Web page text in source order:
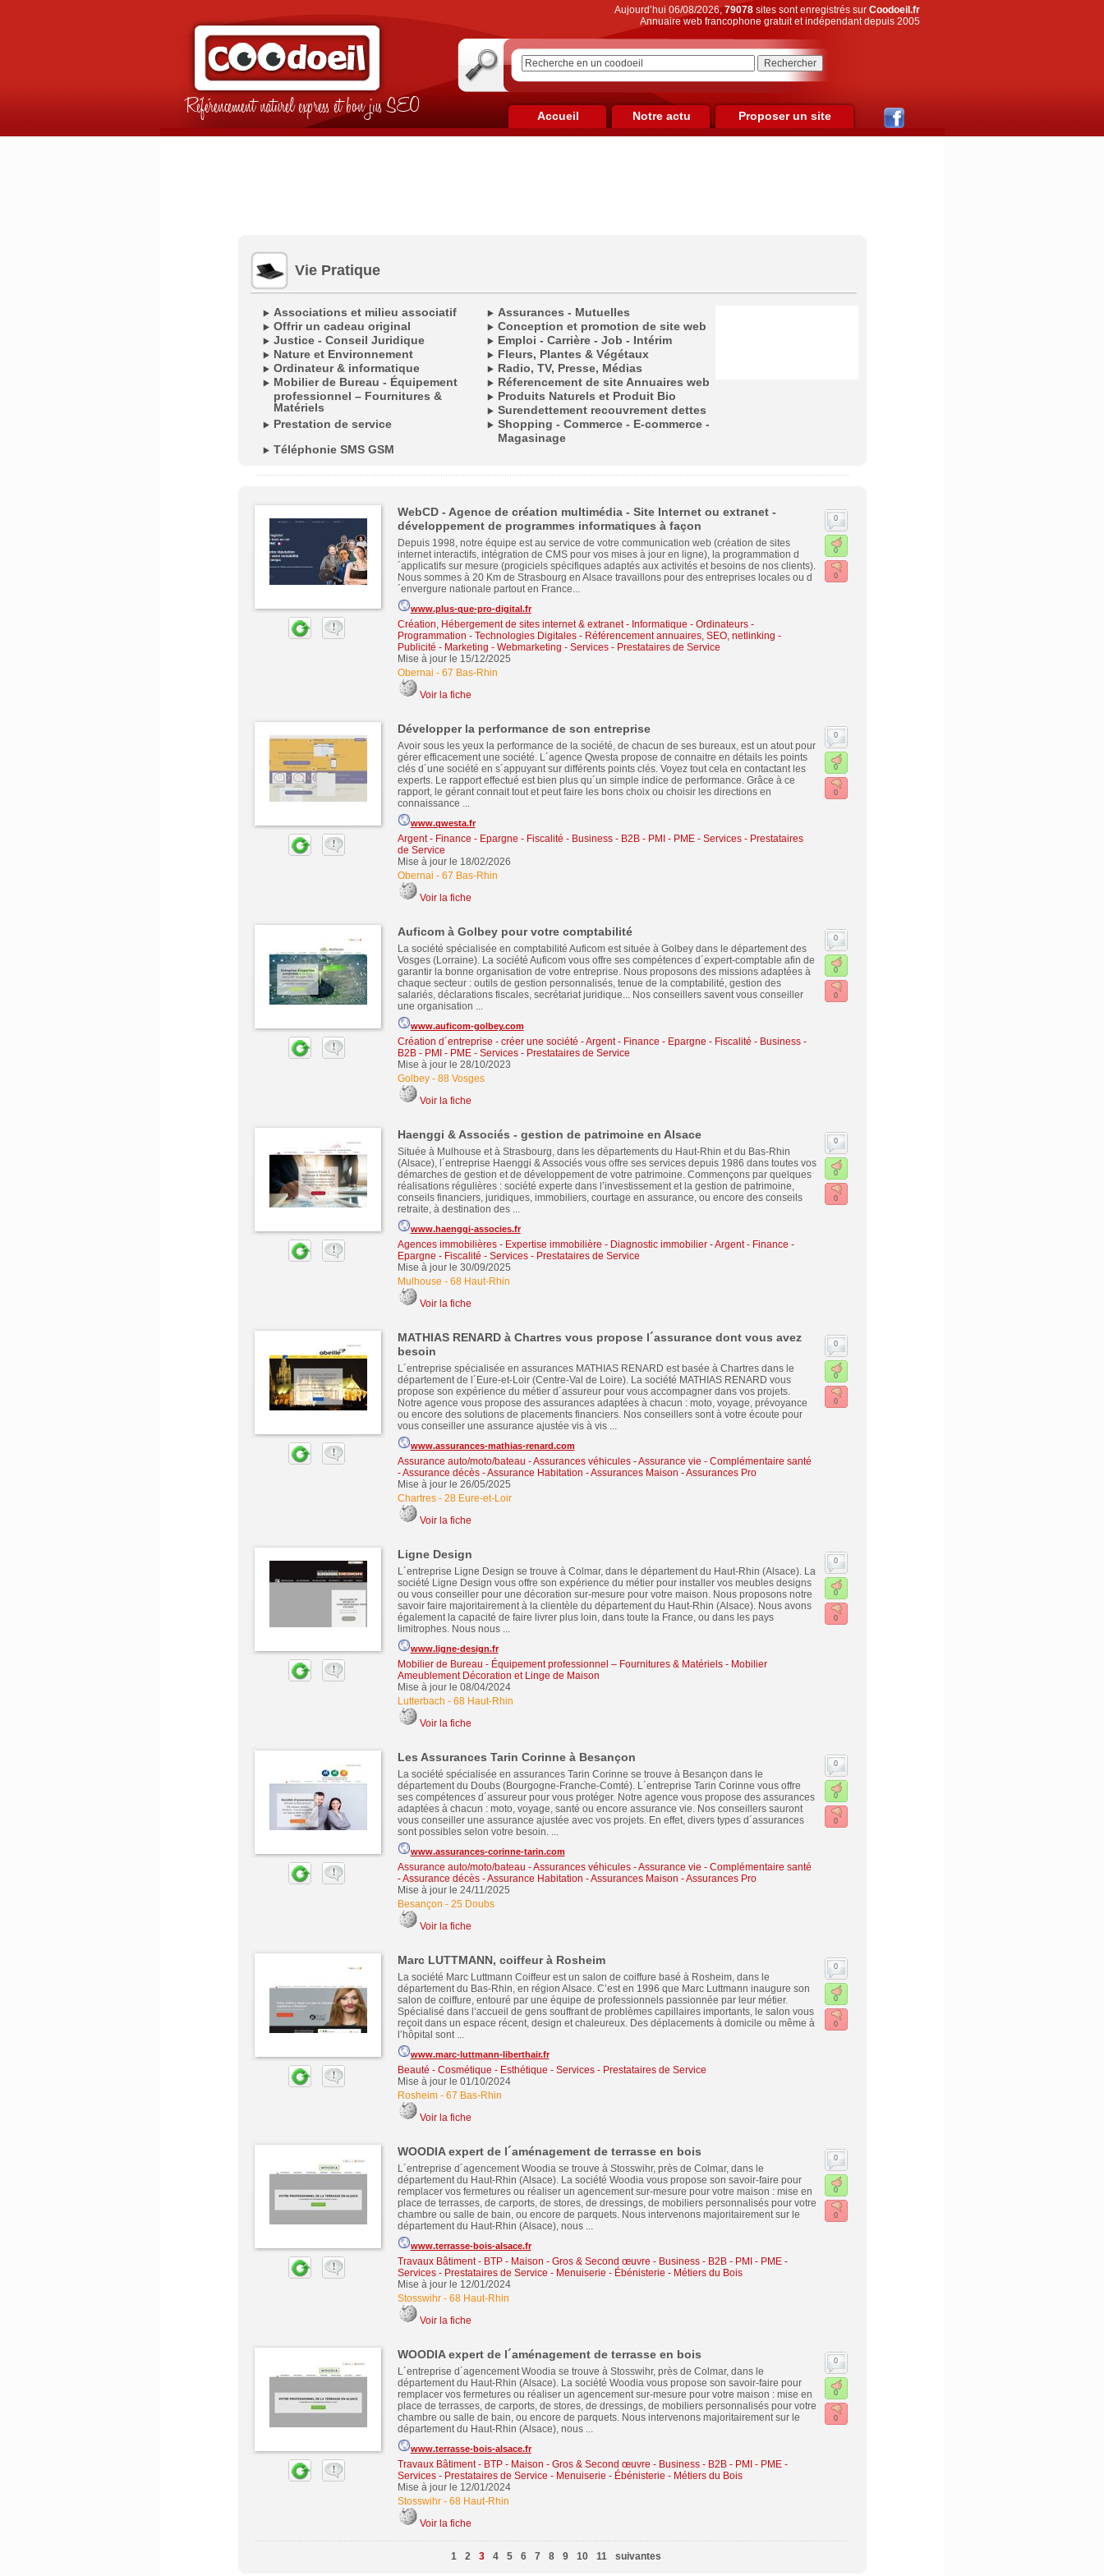
Référencement naturel express et bon jus SEO
Aujourd’hui 06/08/2026,79078sites sont enregistrés sur Coodoeil.fr
Annuaire web francophone gratuit et indépendant depuis 2005
Accueil Notre actu Proposer un site
Vie Pratique
Associations et milieu associatif
Assurances - Mutuelles
Offrir un cadeau original
Conception et promotion de site web
Justice - Conseil Juridique
Emploi - Carrière - Job - Intérim
Nature et Environnement
Fleurs, Plantes & Végétaux
Ordinateur & informatique
Radio, TV, Presse, Médias
Mobilier de Bureau - Équipement
professionnel – Fournitures &
Matériels
Réferencement de site Annuaires web
Produits Naturels et Produit Bio
Surendettement recouvrement dettes
Prestation de service
Shopping - Commerce - E-commerce -
Magasinage
Téléphonie SMS GSM
WebCD - Agence de création multimédia - Site Internet ou extranet -
développement de programmes informatiques à façon
Depuis 1998, notre équipe est au service de votre communication web (création de sites
internet interactifs, intégration de CMS pour vos mises à jour en ligne), la programmation d
´applicatifs sur mesure (progiciels spécifiques adaptés aux activités et besoins de nos clients).
Nous sommes à 20 Km de Strasbourg en Alsace travaillons pour des entreprises locales ou d
´envergure nationale partout en France...
www.plus-que-pro-digital.fr
Création, Hébergement de sites internet & extranet- Informatique - Ordinateurs -
Programmation - Technologies Digitales- Référencement annuaires, SEO, netlinking -
Publicité - Marketing - Webmarketing - Services - Prestataires de Service
Mise à jour le 15/12/2025
Obernai - 67 Bas-Rhin
Voir la fiche
0
0
0
Développer la performance de son entreprise
Avoir sous les yeux la performance de la société, de chacun de ses bureaux, est un atout pour
gérer efficacement une société. L´agence Qwesta propose de connaitre en détails les points
clés d´une société en s´appuyant sur différents points clés. Voyez tout cela en contactant les
experts. Le rapport effectué est bien plus qu´un simple indice de performance. Grâce à ce
rapport, le gérant connait tout et peut faire les bons choix ou choisir les directions en
connaissance ...
www.qwesta.fr
Argent - Finance - Epargne - Fiscalité - Business - B2B - PMI - PME- Services - Prestataires
de Service
Mise à jour le 18/02/2026
Obernai - 67 Bas-Rhin
Voir la fiche
0
0
0
Auficom à Golbey pour votre comptabilité
La société spécialisée en comptabilité Auficom est située à Golbey dans le département des
Vosges (Lorraine). La société Auficom vous offre ses compétences d´expert-comptable afin de
garantir la bonne organisation de votre entreprise. Nous proposons des missions adaptées à
chaque secteur : outils de gestion personnalisés, tenue de la comptabilité, gestion des
salariés, déclarations fiscales, secrétariat juridique... Nos conseillers savent vous conseiller
une organisation ...
www.auficom-golbey.com
Création d´entreprise - créer une société -Argent - Finance - Epargne - Fiscalité - Business -
B2B - PMI - PME- Services - Prestataires de Service
Mise à jour le 28/10/2023
Golbey- 88 Vosges
Voir la fiche
0
0
0
Haenggi & Associés - gestion de patrimoine en Alsace
Située à Mulhouse et à Strasbourg, dans les départements du Haut-Rhin et du Bas-Rhin
(Alsace), l´entreprise Haenggi & Associés vous offre ses services depuis 1986 dans toutes vos
démarches de gestion et de développement de votre patrimoine. Commençons par quelques
réalisations régulières : société experte dans l’investissement et la gestion de patrimoine,
conseils financiers, juridiques, immobiliers, courtage en assurance, ou encore des conseils
retraite, à destination des ...
www.haenggi-associes.fr
Agences immobilières - Expertise immobilière - Diagnostic immobilier-Argent - Finance -
Epargne - Fiscalité - Services - Prestataires de Service
Mise à jour le 30/09/2025
Mulhouse - 68 Haut-Rhin
Voir la fiche
0
0
0
MATHIAS RENARD à Chartres vous propose l´assurance dont vous avez
besoin
L´entreprise spécialisée en assurances MATHIAS RENARD est basée à Chartres dans le
département de l´Eure-et-Loir (Centre-Val de Loire). La société MATHIAS RENARD vous
propose son expérience du métier d´assureur pour vous accompagner dans vos projets.
Notre agence vous propose des assurances adaptées à chacun : moto, voyage, prévoyance
ou encore des solutions de placements financiers. Nos conseillers sont à votre écoute pour
vous conseiller une assurance ajustée vis à vis ...
www.assurances-mathias-renard.com
Assurance auto/moto/bateau - Assurances véhicules-Assurance vie - Complémentaire santé
- Assurance décès-Assurance Habitation - Assurances Maison - Assurances Pro
Mise à jour le 26/05/2025
Chartres- 28 Eure-et-Loir
Voir la fiche
0
0
0
Ligne Design
L´entreprise Ligne Design se trouve à Colmar, dans le département du Haut-Rhin (Alsace). La
société Ligne Design vous offre son expérience du métier pour installer vos meubles designs
ou vous conseiller pour une décoration sur-mesure pour votre maison. Nous proposons notre
savoir faire majoritairement à la clientèle du département du Haut-Rhin (Alsace). Nous avons
également la capacité de faire livrer plus loin, dans toute la France, ou dans les pays
limitrophes. Nous nous ...
www.ligne-design.fr
Mobilier de Bureau - Équipement professionnel – Fournitures & Matériels- Mobilier
Ameublement Décoration et Linge de Maison
Mise à jour le 08/04/2024
Lutterbach - 68 Haut-Rhin
Voir la fiche
0
0
0
Les Assurances Tarin Corinne à Besançon
La société spécialisée en assurances Tarin Corinne se trouve à Besançon dans le
département du Doubs (Bourgogne-Franche-Comté). L´entreprise Tarin Corinne vous offre
ses compétences d´assureur pour vous protéger. Notre agence vous propose des assurances
adaptées à chacun : moto, voyage, santé ou encore assurance vie. Nos conseillers sauront
vous conseiller une assurance ajustée avec vos projets. En effet, divers types d´assurances
sont possibles selon votre besoin. ...
www.assurances-corinne-tarin.com
Assurance auto/moto/bateau - Assurances véhicules-Assurance vie - Complémentaire santé
- Assurance décès-Assurance Habitation - Assurances Maison - Assurances Pro
Mise à jour le 24/11/2025
Besançon - 25 Doubs
Voir la fiche
0
0
0
Marc LUTTMANN, coiffeur à Rosheim
La société Marc Luttmann Coiffeur est un salon de coiffure basé à Rosheim, dans le
département du Bas-Rhin, en région Alsace. C’est en 1996 que Marc Luttmann inaugure son
salon de coiffure, entouré par une équipe de professionnels passionnée par leur métier.
Spécialisé dans l’accueil de gens souffrant de problèmes capillaires importants, le salon vous
reçoit dans un espace récent, design et chaleureux. Des déplacements à domicile ou même à
l’hôpital sont ...
www.marc-luttmann-liberthair.fr
Beauté - Cosmétique - Esthétique - Services - Prestataires de Service
Mise à jour le 01/10/2024
Rosheim- 67 Bas-Rhin
Voir la fiche
0
0
0
WOODIA expert de l´aménagement de terrasse en bois
L´entreprise d´agencement Woodia se trouve à Stosswihr, près de Colmar, dans le
département du Haut-Rhin (Alsace). La société Woodia vous propose son savoir-faire pour
remplacer vos fermetures ou réaliser un agencement sur-mesure pour votre maison : mise en
place de terrasses, de carports, de stores, de dressings, de mobiliers personnalisés pour votre
chambre ou salle de bain, ou encore de parquets. Nous intervenons majoritairement sur le
département du Haut-Rhin (Alsace), nous ...
www.terrasse-bois-alsace.fr
Travaux Bâtiment - BTP - Maison - Gros & Second œuvre - Business - B2B - PMI - PME-
Services - Prestataires de Service - Menuiserie - Ébénisterie - Métiers du Bois
Mise à jour le 12/01/2024
Stosswihr- 68 Haut-Rhin
Voir la fiche
0
0
0
WOODIA expert de l´aménagement de terrasse en bois
L´entreprise d´agencement Woodia se trouve à Stosswihr, près de Colmar, dans le
département du Haut-Rhin (Alsace). La société Woodia vous propose son savoir-faire pour
remplacer vos fermetures ou réaliser un agencement sur-mesure pour votre maison : mise en
place de terrasses, de carports, de stores, de dressings, de mobiliers personnalisés pour votre
chambre ou salle de bain, ou encore de parquets. Nous intervenons majoritairement sur le
département du Haut-Rhin (Alsace), nous ...
www.terrasse-bois-alsace.fr
Travaux Bâtiment - BTP - Maison - Gros & Second œuvre - Business - B2B - PMI - PME-
Services - Prestataires de Service - Menuiserie - Ébénisterie - Métiers du Bois
Mise à jour le 12/01/2024
Stosswihr- 68 Haut-Rhin
Voir la fiche
0
0
0
1 2 3 4 5 6 7 8 9 10 11 suivantes